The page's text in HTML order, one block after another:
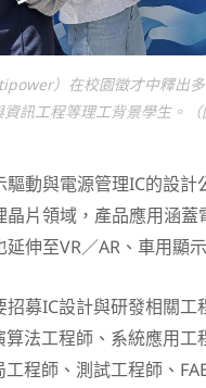
）在校園徵才中釋出
資訊工程等理工背景學生。（
動與電源管理IC的設
片領域，產品應用涵
伸至VR／AR、車用顯
募IC設計與研發相關工
法工程師、系統應用
程師、測試工程師、